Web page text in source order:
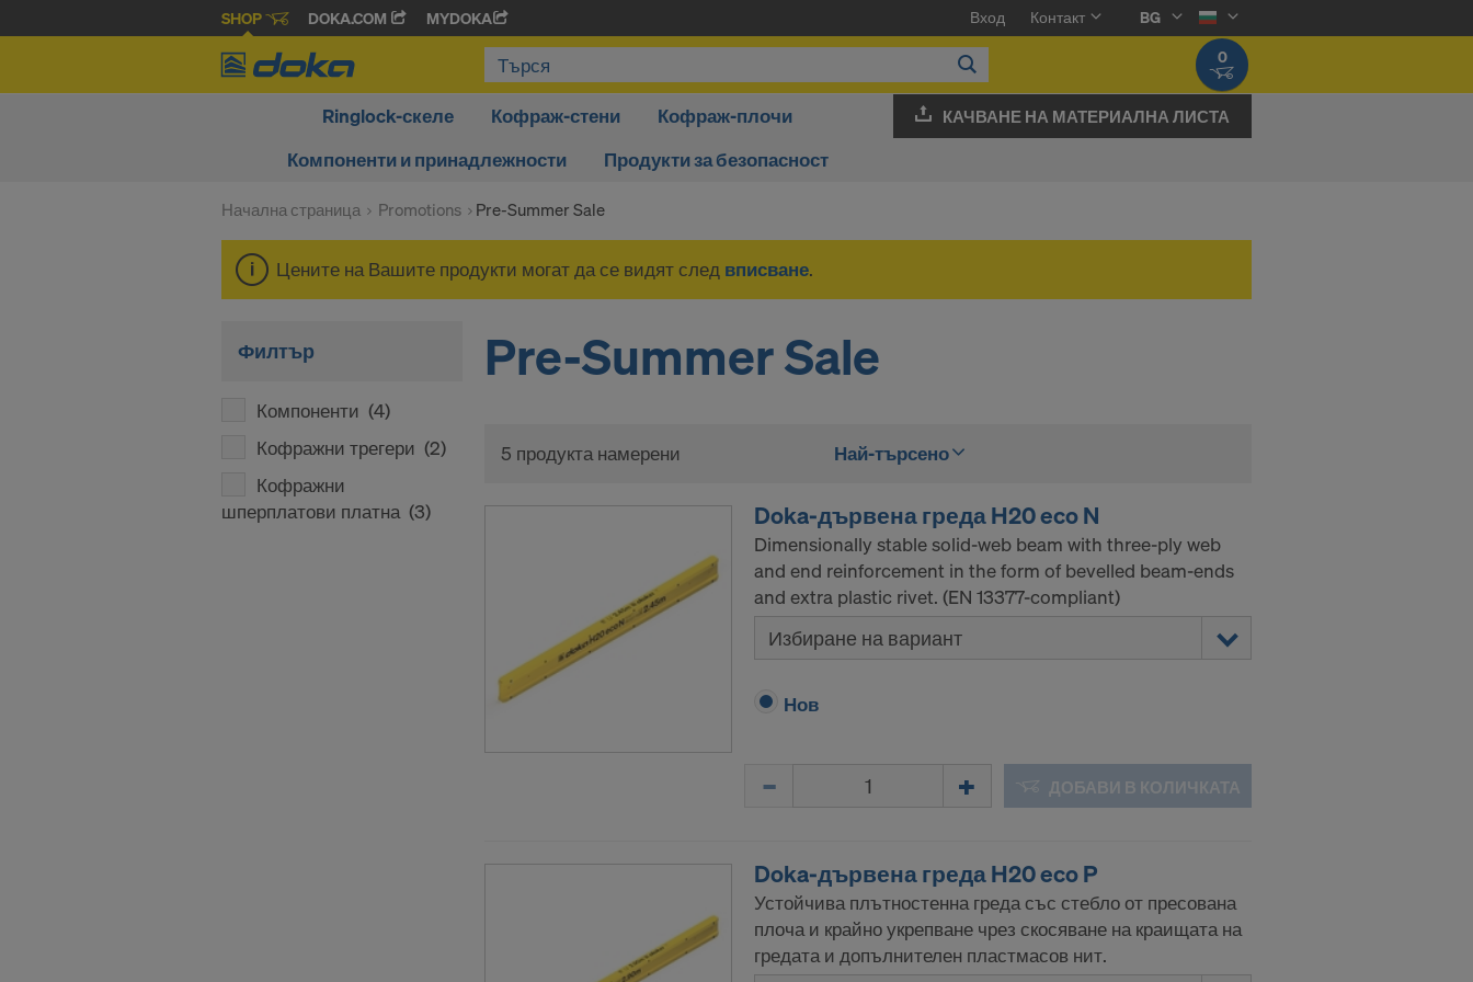
SHOP DOKA.COM MYDOKA Вход Контакт
BG
0
Ringlock-скеле Кофраж-стени
Кофраж-плочи
Компоненти и принадлежности
Продукти за безопасност
КАЧВАНЕ НА МАТЕРИАЛНА ЛИСТА
Начална страница Promotions Pre-Summer Sale
Цените на Вашите продукти могат да се видят след вписване.
Филтър
Компоненти (4)
Кофражни трегери (2)
Кофражни
шперплатови платна (3)
Pre-Summer Sale
5 продукта намерени Най-търсено
Doka-дървена греда H20 eco N
Dimensionally stable solid-web beam with three-ply web
and end reinforcement in the form of bevelled beam-ends
and extra plastic rivet. (EN 13377-compliant)
Избиране на вариант
Нов
ДОБАВИ В КОЛИЧКАТА
Doka-дървена греда H20 eco P
Устойчива плътностенна греда със стебло от пресована
плоча и крайно укрепване чрез скосяване на краищата на
гредата и допълнителен пластмасов нит.